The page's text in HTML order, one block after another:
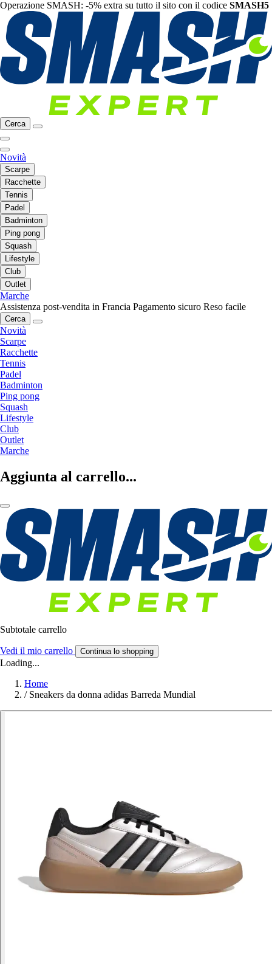
Operazione SMASH: -5% extra su tutto il sito con il codice SMASH5
Cerca
Novità
Scarpe
Racchette
Tennis
Padel
Badminton
Ping pong
Squash
Lifestyle
Club
Outlet
Marche
Assistenza post-vendita in Francia Pagamento sicuro Reso facile
Cerca
Novità
Scarpe
Racchette
Tennis
Padel
Badminton
Ping pong
Squash
Lifestyle
Club
Outlet
Marche
Aggiunta al carrello...
Subtotale carrello
Vedi il mio carrello Continua lo shopping
Loading...
Home
/ Sneakers da donna adidas Barreda Mundial